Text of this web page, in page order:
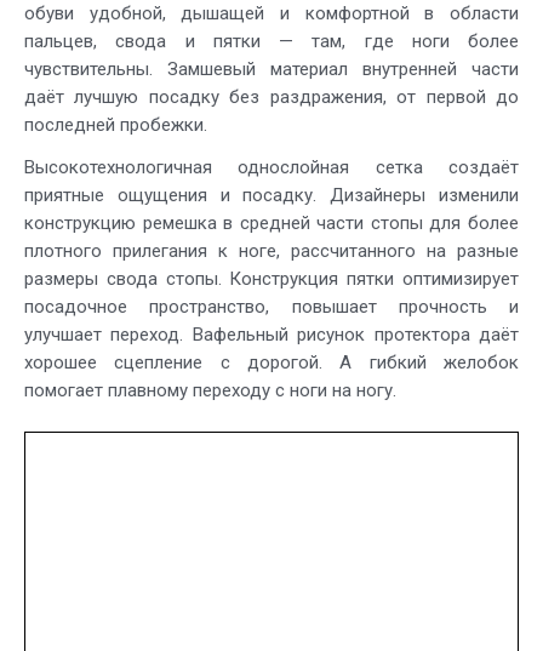
обуви удобной, дышащей и комфортной в области
пальцев, свода и пятки — там, где ноги более
чувствительны. Замшевый материал внутренней части
даёт лучшую посадку без раздражения, от первой до
последней пробежки.
Высокотехнологичная однослойная сетка создаёт
приятные ощущения и посадку. Дизайнеры изменили
конструкцию ремешка в средней части стопы для более
плотного прилегания к ноге, рассчитанного на разные
размеры свода стопы. Конструкция пятки оптимизирует
посадочное пространство, повышает прочность и
улучшает переход. Вафельный рисунок протектора даёт
хорошее сцепление с дорогой. А гибкий желобок
помогает плавному переходу с ноги на ногу.